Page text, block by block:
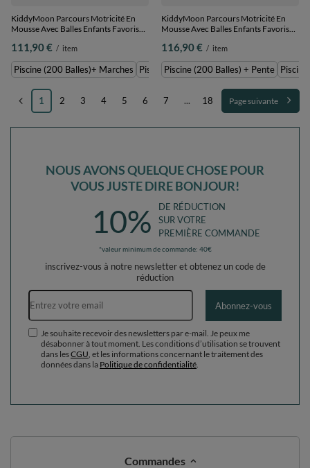
KiddyMoon Parcours Motricité En
Mousse Avec Balles Enfants Favorise
pastel/jaune pastel/blanc/menthe/rose
poudré, Piscine (200 Balles)+
Marches
111,90 € / item
Piscine (200 Balles)+ Marches Piscine (100 Balles) + Marches
KiddyMoon Parcours Motricité En
Mousse Avec Balles Enfants Favorise
pastel/jaune pastel/blanc/menthe/rose
poudré, Piscine (200 Balles) + Pente
116,90 € / item
Piscine (200 Balles) + Pente
1 2 3 4 5 6 7 ... 18 Page suivante
NOUS AVONS QUELQUE CHOSE POUR
VOUS JUSTE DIRE BONJOUR!
10%
DE RÉDUCTION
SUR VOTRE
PREMIÈRE COMMANDE
*valeur minimum de commande: 40€
inscrivez-vous à notre newsletter et obtenez un code de
réduction
Adresse e-mail
Abonnez-vous
Je souhaite recevoir des newsletters par e-mail. Je peux me
désabonner à tout moment. Les conditions d’utilisation se trouvent
dans lesCGU , et les informations concernant le traitement des
données dans la Politique de confidentialité
Commandes